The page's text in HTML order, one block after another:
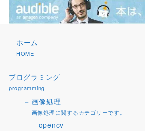
ホーム
HOME
プログラミング
programming
画像処理
画像処理に関するカテゴリーです。
opencv